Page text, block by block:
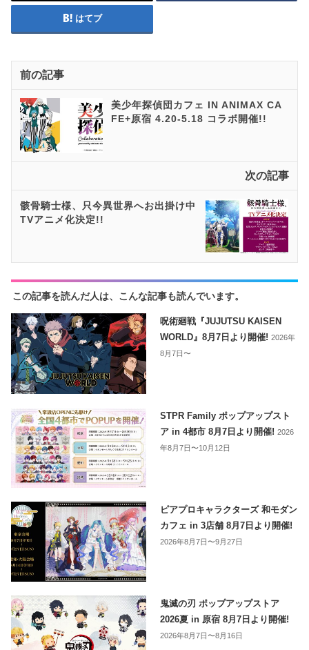
はてブ
前の記事
美少年探偵団カフェ IN ANIMAX CA
FE+原宿 4.20-5.18 コラボ開催!!
次の記事
骸骨騎士様、只今異世界へお出掛け中
TVアニメ化決定!!
この記事を読んだ人は、こんな記事も読んでいます。
呪術廻戦『JUJUTSU KAISEN
WORLD』8月7日より開催!2026年
8月7日〜
STPR Family ポップアップスト
ア in 4都市 8月7日より開催!2026
年8月7日〜10月12日
ピアプロキャラクターズ 和モダン
カフェ in 3店舗 8月7日より開催!
2026年8月7日〜9月27日
鬼滅の刃 ポップアップストア
2026夏 in 原宿 8月7日より開催!
2026年8月7日〜8月16日